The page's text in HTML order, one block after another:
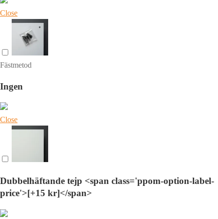
Close
Fästmetod
Ingen
Close
Dubbelhäftande tejp <span class='ppom-option-label-
price'>[+15 kr]</span>